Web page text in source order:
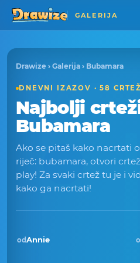
GALERIJA
Drawize › Galerija › Bubamara
DNEVNI IZAZOV · 58
Najbolji
Bubamara
Ako se pitaš kako nacrtati
riječ: bubamara, otvori
play! Za svaki crtež tu je i
kako ga nacrtati!
Pobjednik · lis 2025
odAnnie